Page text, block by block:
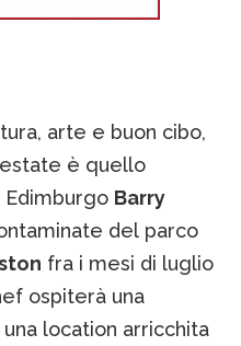
arte e buon cibo,
è quello
Barry
del parco
fra i mesi di luglio
ospiterà una
location arricchita